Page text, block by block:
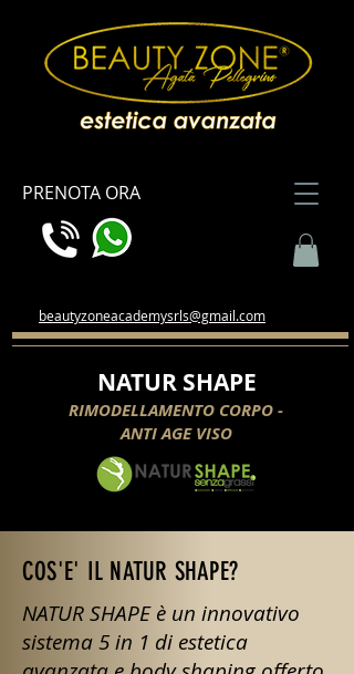
PRENOTA ORA
beautyzoneacademysrls@gmail.com
NATUR SHAPE
RIMODELLAMENTO CORPO -
ANTI AGE VISO
COS'E' IL NATUR SHAPE?
NATUR SHAPE è un innovativo
sistema 5 in 1 di estetica